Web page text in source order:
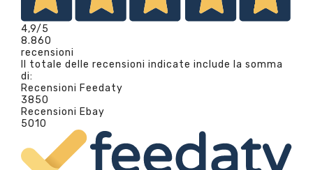
4,9/5
8.860
recensioni
Il totale delle recensioni indicate include la somma
di:
Recensioni Feedaty
3850
Recensioni Ebay
5010